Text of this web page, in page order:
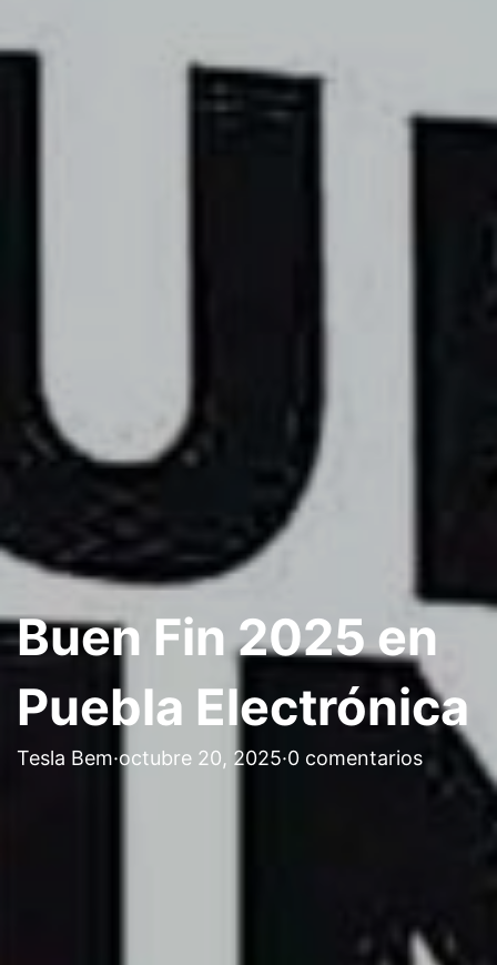
Buen Fin 2025 en
Puebla Electrónica
Tesla Bem·octubre 20, 2025·0 comentarios